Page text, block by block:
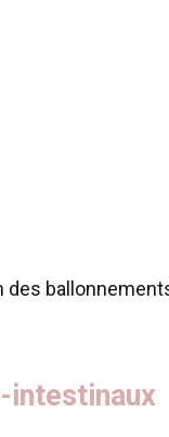
intestinaux